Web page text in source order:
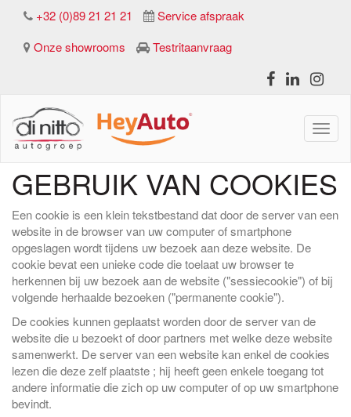
+32 (0)89 21 21 21
Service afspraak
Onze showrooms
Testritaanvraag
GEBRUIK VAN COOKIES
Een cookie is een klein tekstbestand dat door de server van een
website in de browser van uw computer of smartphone
opgeslagen wordt tijdens uw bezoek aan deze website. De
cookie bevat een unieke code die toelaat uw browser te
herkennen bij uw bezoek aan de website ("sessiecookie") of bij
volgende herhaalde bezoeken ("permanente cookie").
De cookies kunnen geplaatst worden door de server van de
website die u bezoekt of door partners met welke deze website
samenwerkt. De server van een website kan enkel de cookies
lezen die deze zelf plaatste ; hij heeft geen enkele toegang tot
andere informatie die zich op uw computer of op uw smartphone
bevindt.